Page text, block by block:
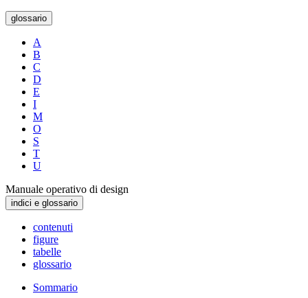
glossario
A
B
C
D
E
I
M
O
S
T
U
Manuale operativo di design
indici e glossario
contenuti
figure
tabelle
glossario
Sommario